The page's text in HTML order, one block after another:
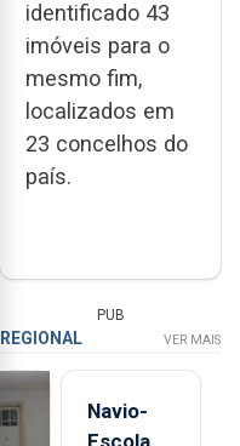
identificado 43
imóveis para o
mesmo fim,
localizados em
23 concelhos do
país.
PUB
REGIONAL VER MAIS
Navio-